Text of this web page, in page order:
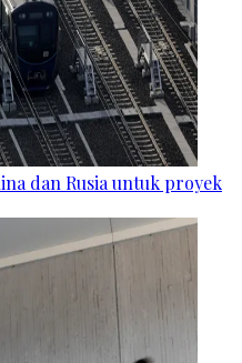
dan Rusia untuk proyek